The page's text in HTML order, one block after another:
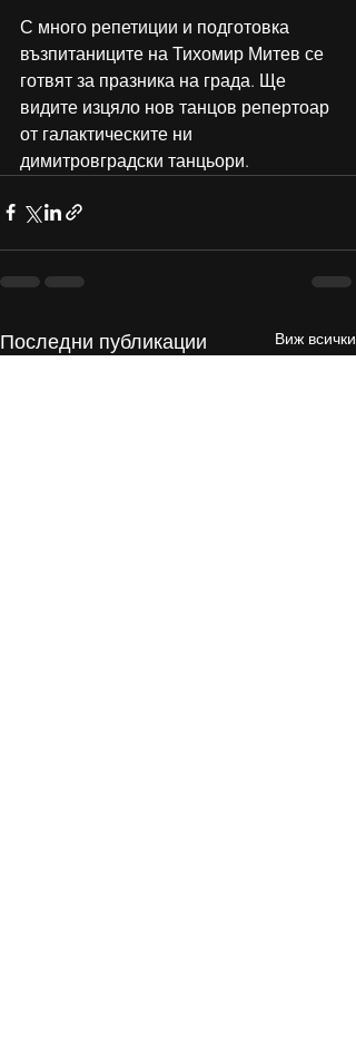
С много репетиции и подготовка
възпитаниците на Тихомир Митев се
готвят за празника на града. Ще
видите изцяло нов танцов репертоар
от галактическите ни
димитровградски танцьори.
Последни публикации Виж всички